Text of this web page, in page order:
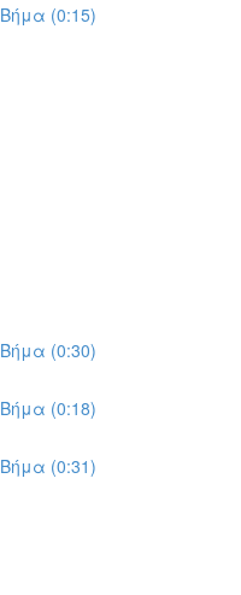
(0:15)
(0:30)
(0:18)
(0:31)